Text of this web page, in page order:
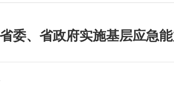
委、省政府实施基层应急